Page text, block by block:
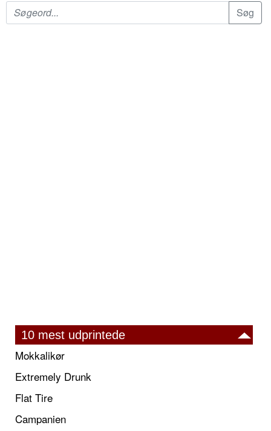
10 mest udprintede
Mokkalikør
Extremely Drunk
Flat Tire
Campanien